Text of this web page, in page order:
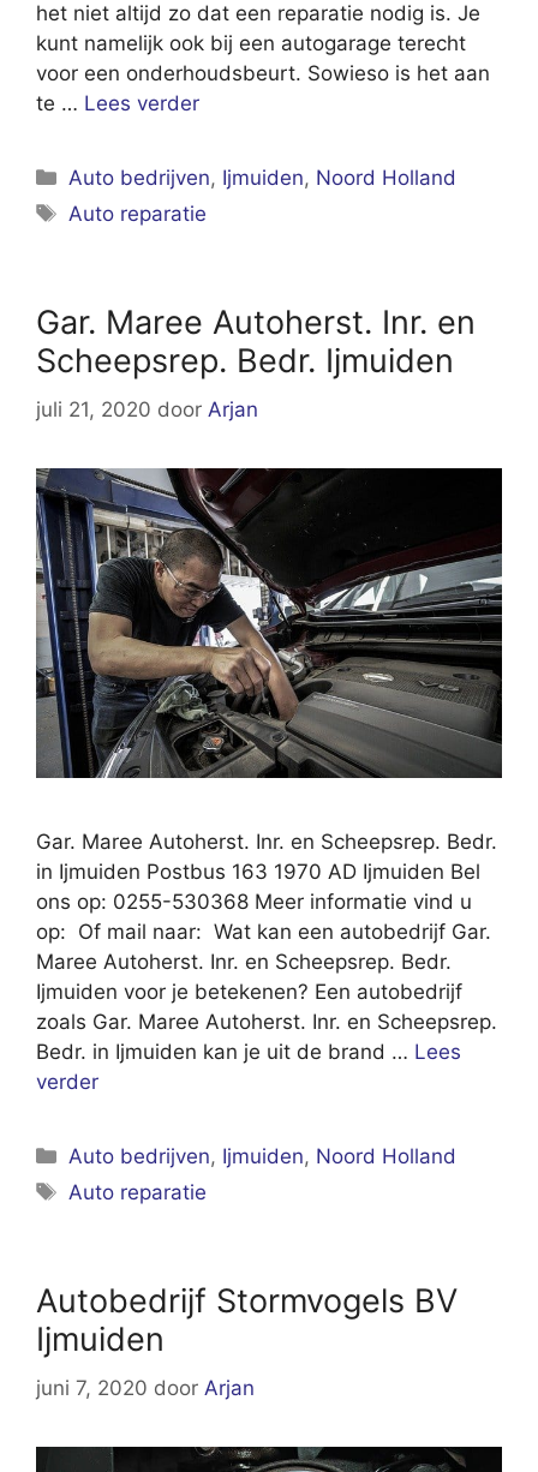
het niet altijd zo dat een reparatie nodig is. Je
kunt namelijk ook bij een autogarage terecht
voor een onderhoudsbeurt. Sowieso is het aan
te … Lees verder
Categorieën
Auto bedrijven, Ijmuiden, Noord Holland
Tags
Auto reparatie
Gar. Maree Autoherst. Inr. en
Scheepsrep. Bedr. Ijmuiden
juli 21, 2020 door Arjan
Gar. Maree Autoherst. Inr. en Scheepsrep. Bedr.
in Ijmuiden Postbus 163 1970 AD Ijmuiden Bel
ons op: 0255-530368 Meer informatie vind u
op: Of mail naar: Wat kan een autobedrijf Gar.
Maree Autoherst. Inr. en Scheepsrep. Bedr.
Ijmuiden voor je betekenen? Een autobedrijf
zoals Gar. Maree Autoherst. Inr. en Scheepsrep.
Bedr. in Ijmuiden kan je uit de brand … Lees
verder
Categorieën
Auto bedrijven, Ijmuiden, Noord Holland
Tags
Auto reparatie
Autobedrijf Stormvogels BV
Ijmuiden
juni 7, 2020 door Arjan